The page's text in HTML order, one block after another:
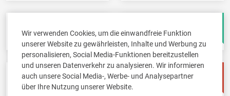
Wir verwenden Cookies, um die einwandfreie Funktion
unserer Website zu gewährleisten, Inhalte und Werbung zu
personalisieren, Social Media-Funktionen bereitzustellen
und unseren Datenverkehr zu analysieren. Wir informieren
auch unsere Social Media-, Werbe- und Analysepartner
über Ihre Nutzung unserer Website.
Scan-in
Papierloses Büro
Board-in
Online Dashboard
Pay-in
Lohnbuchhaltung
Time-in
Zeitwirtschaft